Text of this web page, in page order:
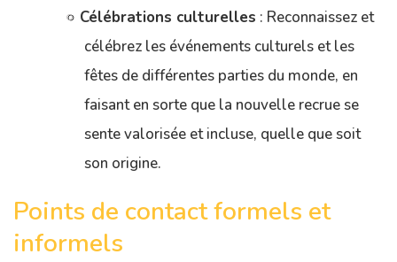
Célébrations culturelles : Reconnaissez et
célébrez les événements culturels et les
fêtes de différentes parties du monde, en
faisant en sorte que la nouvelle recrue se
sente valorisée et incluse, quelle que soit
son origine.
Points de contact formels et
informels